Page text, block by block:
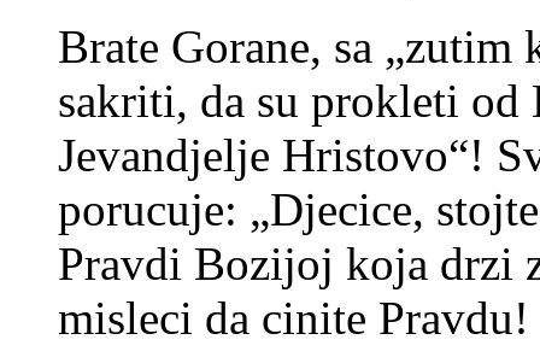
Brate Gorane, sa „zutim
sakriti, da su prokleti
Jevandjelje Hristovo“!
porucuje: „Djecice,
Pravdi Bozijoj koja drzi
misleci da cinite Pravdu!